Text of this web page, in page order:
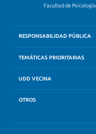
Facultad de Psicología
RESPONSABILIDAD PÚBLICA
TEMÁTICAS PRIORITARIAS
UDD VECINA
OTROS